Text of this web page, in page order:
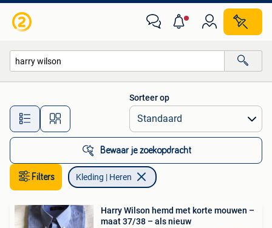
Alle afstanden…
Sorteer op
Bewaar je zoekopdracht
Filters Kleding | Heren
Harry Wilson hemd met korte mouwen –
maat 37/38 – als nieuw